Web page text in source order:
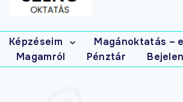
Képzéseim
Elsősegély
Magánoktatás –
Magamról
Pénztár